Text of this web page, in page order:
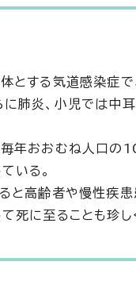
とする気道感染症
肺炎、小児では中
毎年おおむね人口
いる。
と高齢者や慢性疾
死に至ることも珍し